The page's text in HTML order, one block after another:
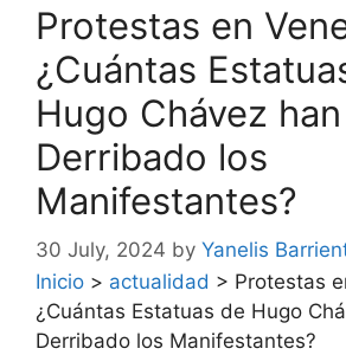
Protestas en
¿Cuántas
Hugo Chávez han
Derribado los
Manifestantes?
30 July, 2024 by Yanelis
Inicio > actualidad > Protestas
¿Cuántas Estatuas de Hugo
Derribado los Manifestantes?